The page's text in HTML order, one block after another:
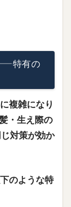
特有の
複雑になり
・生え際の
対策が効か
のような特